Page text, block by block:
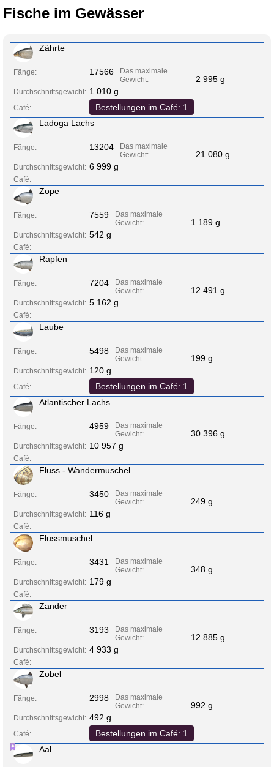
Fische im Gewässer
Zährte
Fänge: 17566
Das maximale
Gewicht:
2 995 g
Durchschnittsgewicht: 1 010 g
Café:
Bestellungen im Café: 1
Ladoga Lachs
Fänge: 13204
Das maximale
Gewicht:
21 080 g
Durchschnittsgewicht: 6 999 g
Café:
Zope
Fänge: 7559
Das maximale
Gewicht:
1 189 g
Durchschnittsgewicht: 542 g
Café:
Rapfen
Fänge: 7204
Das maximale
Gewicht:
12 491 g
Durchschnittsgewicht: 5 162 g
Café:
Laube
Fänge: 5498
Das maximale
Gewicht:
199 g
Durchschnittsgewicht: 120 g
Café:
Bestellungen im Café: 1
Atlantischer Lachs
Fänge: 4959
Das maximale
Gewicht:
30 396 g
Durchschnittsgewicht: 10 957 g
Café:
Fluss - Wandermuschel
Fänge: 3450
Das maximale
Gewicht:
249 g
Durchschnittsgewicht: 116 g
Café:
Flussmuschel
Fänge: 3431
Das maximale
Gewicht:
348 g
Durchschnittsgewicht: 179 g
Café:
Zander
Fänge: 3193
Das maximale
Gewicht:
12 885 g
Durchschnittsgewicht: 4 933 g
Café:
Zobel
Fänge: 2998
Das maximale
Gewicht:
992 g
Durchschnittsgewicht: 492 g
Café:
Bestellungen im Café: 1
Aal